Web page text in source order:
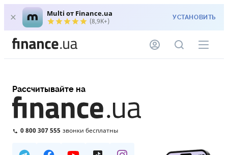
Multi от Finance.ua
(8,9K+) УСТАНОВИТЬ
Рассчитывайте на
0 800 307 555 звонки бесплатны